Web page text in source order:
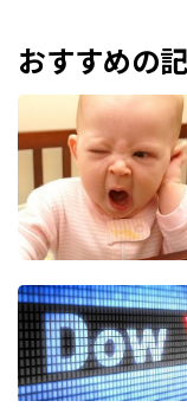
おすすめの